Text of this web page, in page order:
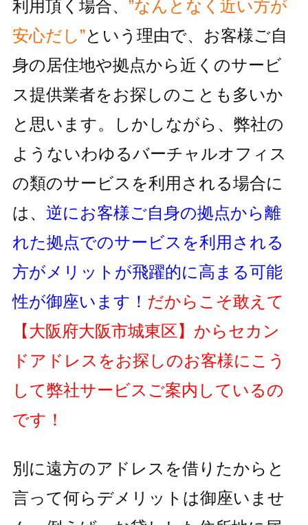
利用頂く場合、 ”なんとなく近い方が
安心だし”という理由で、お客様ご自
身の居住地や拠点から近くのサービ
ス提供業者をお探しのことも多いか
と思います。しかしながら、 弊社の
ようないわゆるバーチャルオフィス
の類のサービスを利用される場合に
は、 逆にお客様ご自身の拠点から離
れた拠点でのサービスを利用される
方がメリットが飛躍的に高まる可能
性が御座います！ だからこそ敢えて
【大阪府大阪市城東区】 からセカン
ドアドレスをお探しのお客様にこう
して弊社サービスご案内しているの
です！
別に遠方のアドレスを借りたからと
言って何らデメリットは御座いませ